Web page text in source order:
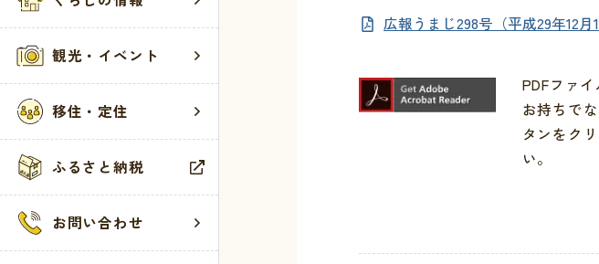
馬路村へのアクセス
税・保険・年金
観光・イベント
観光案内所
移住・定住
ふるさと納税
お問い合わせ
ウェブアクセシビリティ方針
広報うまじ298号（平成29年12月
PDFファ
お持ちで
タンをク
い。